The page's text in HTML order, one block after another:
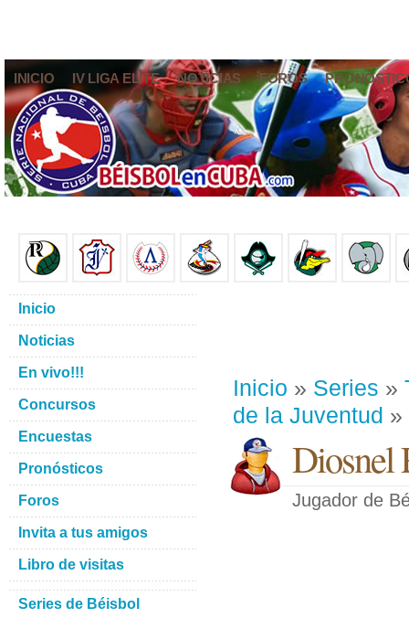
INICIO IV LIGA ELITE NOTICIAS FOROS
Inicio » Series »
de la Juventud »
Diosnel
Jugador de
Inicio
Noticias
En vivo!!!
Concursos
Encuestas
Pronósticos
Foros
Invita a tus amigos
Libro de visitas
Series de Béisbol